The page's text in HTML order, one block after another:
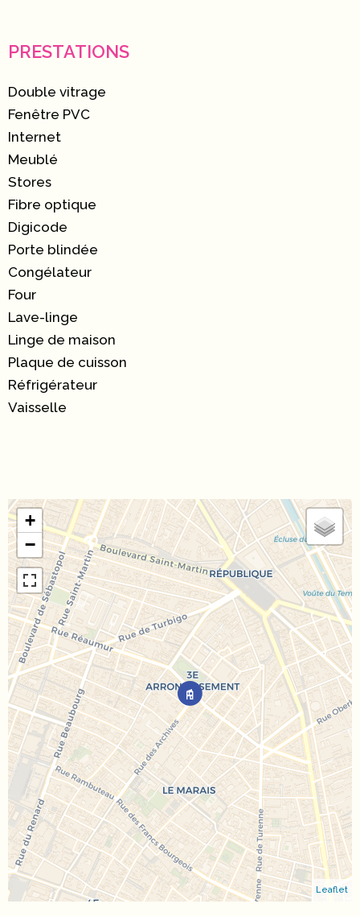
PRESTATIONS
Double vitrage
Fenêtre PVC
Internet
Meublé
Stores
Fibre optique
Digicode
Porte blindée
Congélateur
Four
Lave-linge
Linge de maison
Plaque de cuisson
Réfrigérateur
Vaisselle
+
−
Leaflet